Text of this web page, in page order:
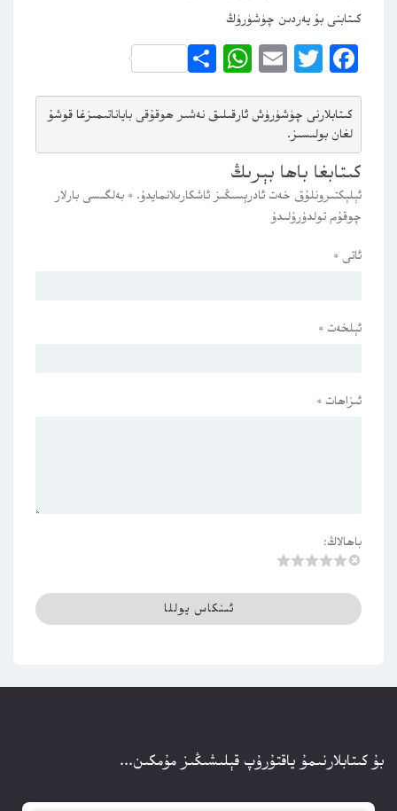
كىتابنى بۇ يەردىن چۈشۈرۈڭ
Facebook
Twitter
Email
WhatsApp
Share
كىتابلارنى چۈشۈرۈش ئارقىلىق نەشىر ھوقۇقى باياناتىمىزغا قوشۇ
لغان بولىسىز.
كىتابغا باھا بېرىڭ
ئېلېكتىرونلۇق خەت ئادرېسىڭىز ئاشكارىلانمايدۇ. * بەلگىسى بارلار
چوقۇم تولدۇرۇلىدۇ
ئاتى *
ئېلخەت *
ئىزاھات *
باھالاڭ:
بۇ كىتابلارنىمۇ ياقتۇرۇپ قېلىشىڭىز مۇمكىن...